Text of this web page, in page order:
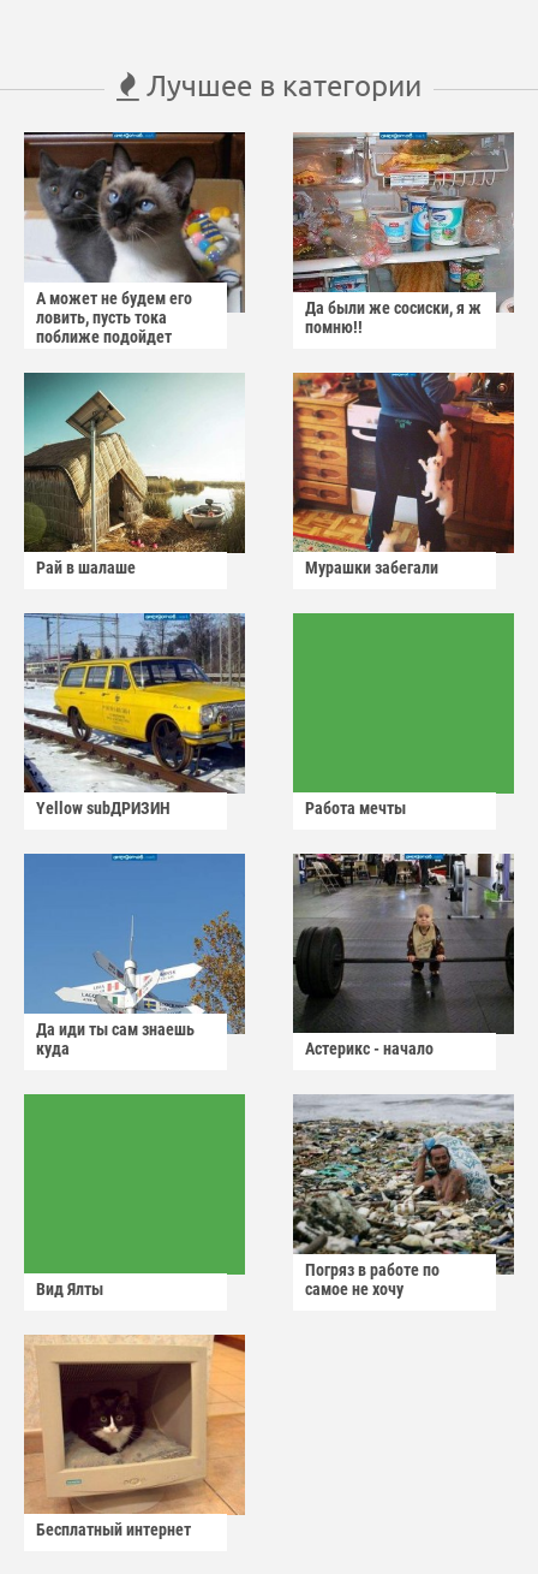
Лучшее в категории
А может не будем его
ловить, пусть тока
поближе подойдет
Да были же сосиски, я ж
помню!!
Рай в шалаше Мурашки забегали
Yellow subДРИЗИН Работа мечты
Да иди ты сам знаешь
куда
Астерикс - начало
Вид Ялты
Погряз в работе по
самое не хочу
Бесплатный интернет